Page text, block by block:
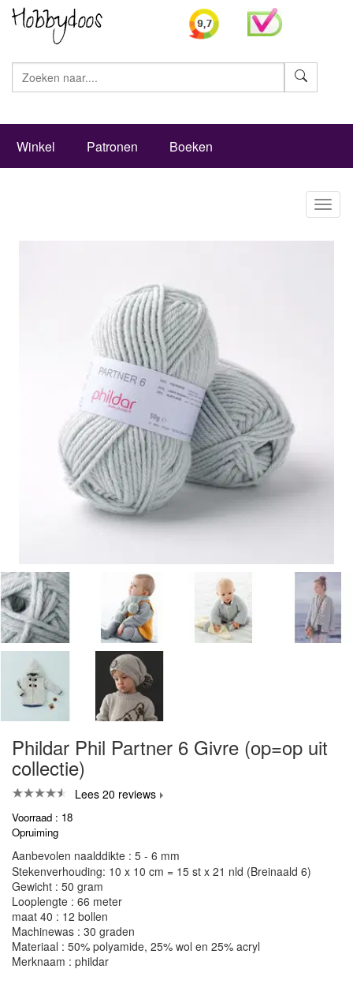
Winkel Patronen Boeken
Phildar Phil Partner 6 Givre (op=op uit
collectie)
Lees 20 reviews
Voorraad : 18
Opruiming
Aanbevolen naalddikte : 5 - 6 mm
Stekenverhouding: 10 x 10 cm = 15 st x 21 nld (Breinaald 6)
Gewicht : 50 gram
Looplengte : 66 meter
maat 40 : 12 bollen
Machinewas : 30 graden
Materiaal : 50% polyamide, 25% wol en 25% acryl
Merknaam : phildar